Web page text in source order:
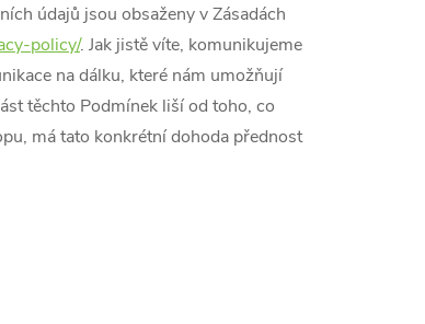
údajů jsou obsaženy v Zásadách
policy/. Jak jistě víte, komunikujeme
na dálku, které nám umožňují
těchto Podmínek liší od toho, co
má tato konkrétní dohoda přednost